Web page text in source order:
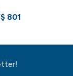
$ 801